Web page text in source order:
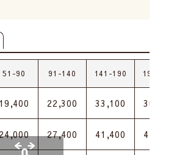
51-90 91-140 141-190 191-240
19,400 22,300 33,100 36,300
27,400 41,400 45,100